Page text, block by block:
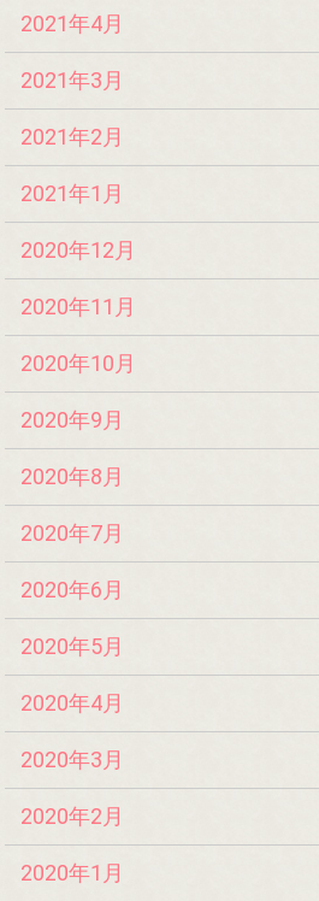
2021年4月
2021年3月
2021年2月
2021年1月
2020年12月
2020年11月
2020年10月
2020年9月
2020年8月
2020年7月
2020年6月
2020年5月
2020年4月
2020年3月
2020年2月
2020年1月